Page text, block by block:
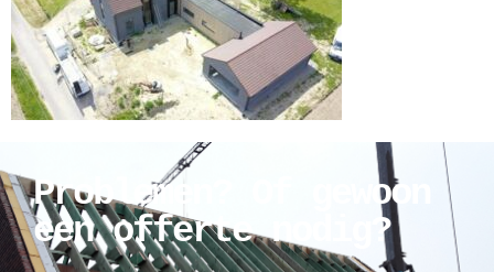
Problemen? Of gewoon
een offerte nodig?